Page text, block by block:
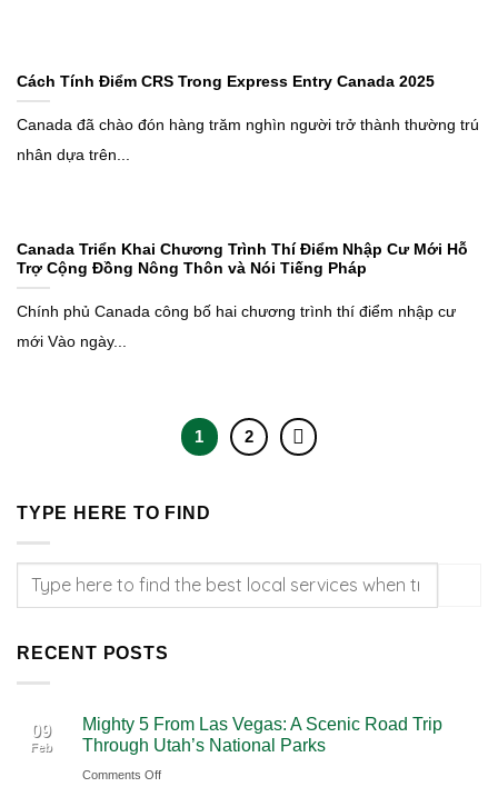
Cách Tính Điểm CRS Trong Express Entry Canada 2025
Canada đã chào đón hàng trăm nghìn người trở thành thường trú
nhân dựa trên...
Canada Triển Khai Chương Trình Thí Điểm Nhập Cư Mới Hỗ
Trợ Cộng Đồng Nông Thôn và Nói Tiếng Pháp
Chính phủ Canada công bố hai chương trình thí điểm nhập cư
mới Vào ngày...
1 2
TYPE HERE TO FIND
RECENT POSTS
09
Feb
Mighty 5 From Las Vegas: A Scenic Road Trip
Through Utah’s National Parks
Comments Offon